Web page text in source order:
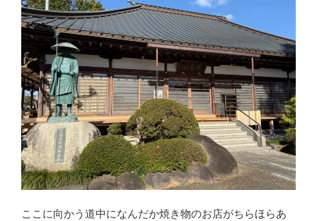
ここに向かう道中になんだか焼き物のお店がちらほらあ